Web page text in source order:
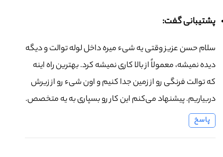
پشتیبانی گفت:
سلام حسن عزیز وقتی یه شیء میره داخل لوله توالت و دیگه
دیده نمیشه، معمولاً از بالا کاری نمیشه کرد. بهترین راه اینه
که توالت فرنگی رو از زمین جدا کنیم و اون شیء رو از زیرش
دربیاریم. پیشنهاد می‌کنم این کار رو بسپاری به یه متخصص.
پاسخ